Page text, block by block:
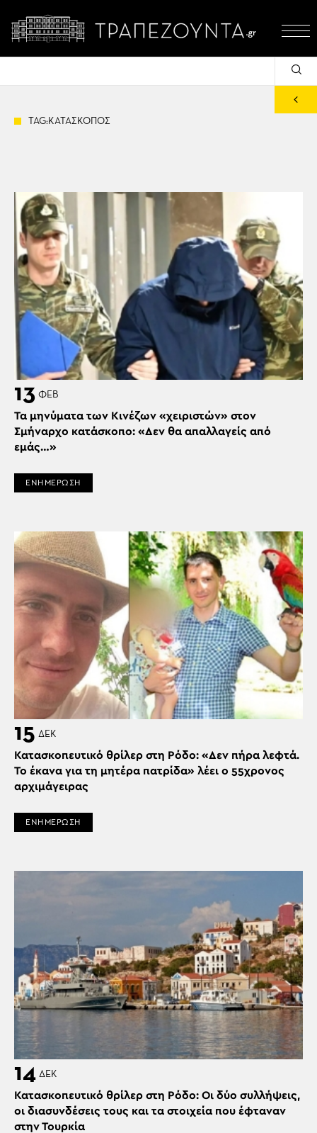
TAG:ΚΑΤΑΣΚΟΠΟΣ
13 ΦΕΒ
Τα μηνύματα των Κινέζων «χειριστών» στον
Σμήναρχο κατάσκοπο: «Δεν θα απαλλαγείς από
εμάς…»
ΕΝΗΜΕΡΩΣΗ
15 ΔΕΚ
Κατασκοπευτικό θρίλερ στη Ρόδο: «Δεν πήρα λεφτά.
Το έκανα για τη μητέρα πατρίδα» λέει ο 55χρονος
αρχιμάγειρας
ΕΝΗΜΕΡΩΣΗ
14 ΔΕΚ
Κατασκοπευτικό θρίλερ στη Ρόδο: Οι δύο συλλήψεις,
οι διασυνδέσεις τους και τα στοιχεία που έφταναν
στην Τουρκία